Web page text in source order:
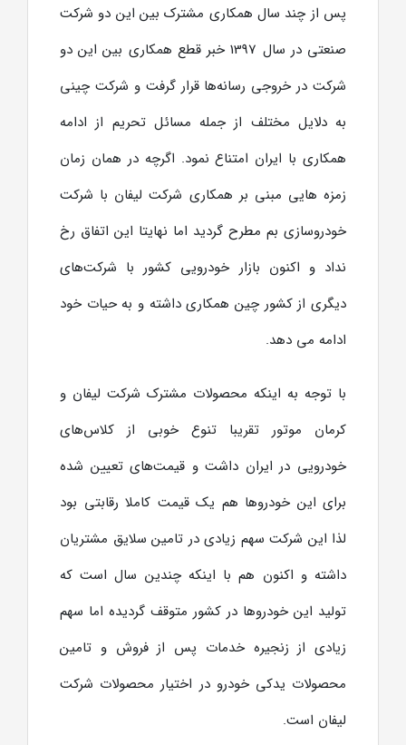
پس از چند سال همکاری مشترک بین این دو شرکت
صنعتی در سال 1397 خبر قطع همکاری بین این دو
شرکت در خروجی رسانه‌ها قرار گرفت و شرکت چینی
به دلایل مختلف از جمله مسائل تحریم از ادامه
همکاری با ایران امتناع نمود. اگرچه در همان زمان
زمزه هایی مبنی بر همکاری شرکت لیفان با شرکت
خودروسازی بم مطرح گردید اما نهایتا این اتفاق رخ
نداد و اکنون بازار خودرویی کشور با شرکت‌های
دیگری از کشور چین همکاری داشته و به حیات خود
ادامه می دهد.
با توجه به اینکه محصولات مشترک شرکت لیفان و
کرمان موتور تقریبا تنوع خوبی از کلاس‌های
خودرویی در ایران داشت و قیمت‌های تعیین شده
برای این خودروها هم یک قیمت کاملا رقابتی بود
لذا این شرکت سهم زیادی در تامین سلایق مشتریان
داشته و اکنون هم با اینکه چندین سال است که
تولید این خودروها در کشور متوقف گردیده اما سهم
زیادی از زنجیره خدمات پس از فروش و تامین
محصولات یدکی خودرو در اختیار محصولات شرکت
لیفان است.